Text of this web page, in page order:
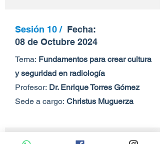
Sesión 10 / Fecha:
08 de Octubre 2024
Tema: Fundamentos para crear cultura
y seguridad en radiología
Profesor: Dr. Enrique Torres Gómez
Sede a cargo: Christus Muguerza